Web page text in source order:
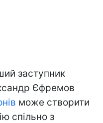
заступник
Єфремов
може створити
спільно з